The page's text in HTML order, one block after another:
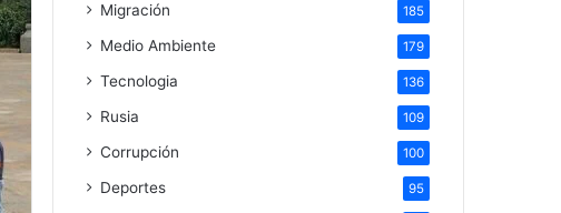
Migración 185
Medio Ambiente 179
Tecnologia 136
Rusia 109
Corrupción 100
Deportes 95